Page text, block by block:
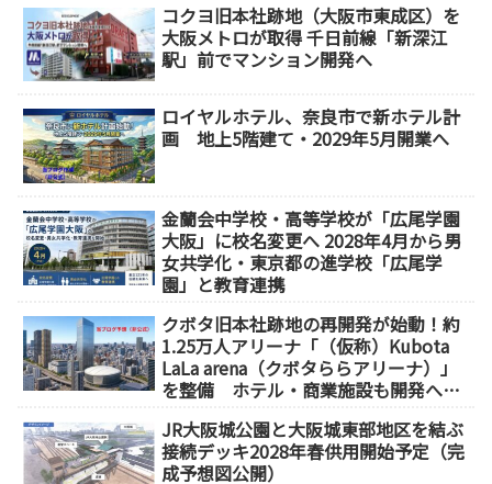
コクヨ旧本社跡地（大阪市東成区）を
大阪メトロが取得 千日前線「新深江
駅」前でマンション開発へ
ロイヤルホテル、奈良市で新ホテル計
画 地上5階建て・2029年5月開業へ
金蘭会中学校・高等学校が「広尾学園
大阪」に校名変更へ 2028年4月から男
女共学化・東京都の進学校「広尾学
園」と教育連携
クボタ旧本社跡地の再開発が始動！約
1.25万人アリーナ「（仮称）Kubota
LaLa arena（クボタららアリーナ）」
を整備 ホテル・商業施設も開発へ
JR大阪城公園と大阪城東部地区を結ぶ
接続デッキ2028年春供用開始予定（完
成予想図公開）